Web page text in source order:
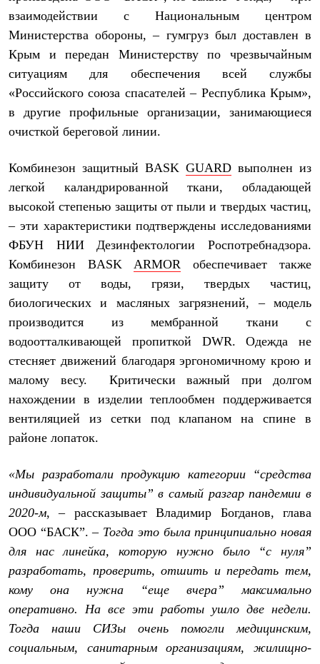
Софтшелл одежда
Куртки
Брюки
Лёгкая одежда
Рубашки
Футболки
Толстовки
Термобелье
Теплое термобелье
Флисовая одежда
Куртки
Детская одежда
Утепленная пухом
Комбинезоны
Куртки
Брюки
Утепленная синтетикой
Комбинезоны
Куртки
Брюки
Футболки
Толстовки
Софтшелл одежда
Куртки
Флисовая одежда
Брюки
Комбинезоны
Термобелье
Комплект термобелья
Снаряжение
Палатки
Тенты
Аксессуары для палаток
Рюкзаки
Экспедиционные
Легкоходные
Альпинистские
Городские
Аксессуары для рюкзаков
взаимодействии с Национальным центром
Министерства обороны, – гумгруз был доставлен в
Крым и передан Министерству по чрезвычайным
ситуациям для обеспечения всей службы
«Российского союза спасателей – Республика Крым»,
в другие профильные организации, занимающиеся
очисткой береговой линии.
Комбинезон защитный BASK GUARD выполнен из
легкой каландрированной ткани, обладающей
высокой степенью защиты от пыли и твердых частиц,
– эти характеристики подтверждены исследованиями
ФБУН НИИ Дезинфектологии Роспотребнадзора.
Комбинезон BASK ARMOR обеспечивает также
защиту от воды, грязи, твердых частиц,
биологических и масляных загрязнений, – модель
производится из мембранной ткани с
водоотталкивающей пропиткой DWR. Одежда не
стесняет движений благодаря эргономичному крою и
малому весу. Критически важный при долгом
нахождении в изделии теплообмен поддерживается
вентиляцией из сетки под клапаном на спине в
районе лопаток.
«Мы разработали продукцию категории “средства
индивидуальной защиты” в самый разгар пандемии в
2020-м, – рассказывает Владимир Богданов, глава
ООО “БАСК”. – Тогда это была принципиально новая
для нас линейка, которую нужно было “с нуля”
разработать, проверить, отшить и передать тем,
кому она нужна “еще вчера” максимально
оперативно. На все эти работы ушло две недели.
Тогда наши СИЗы очень помогли медицинским,
социальным, санитарным организациям, жилищно-